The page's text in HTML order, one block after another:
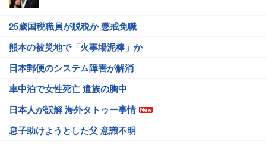
25歳国税職員が脱税か 懲戒免職
熊本の被災地で「火事場泥棒」か
日本郵便のシステム障害が解消
車中泊で女性死亡 遺族の胸中
日本人が誤解 海外タトゥー事情
息子助けようとした父 意識不明